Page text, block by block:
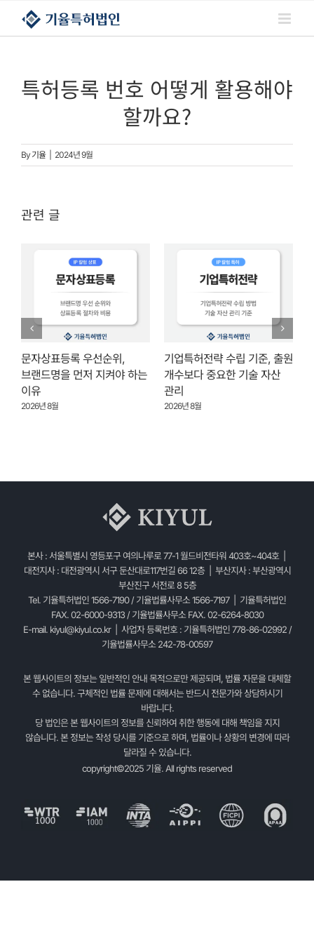
콘텐츠로
건너뛰기
특허등록 번호 어떻게 활용해야
할까요?
By기율 2024년 9월
관련 글
문자상표등록 우선순위,
브랜드명을 먼저 지켜야 하는
이유
2026년 8월
기업특허전략 수립 기준, 출원
개수보다 중요한 기술 자산
관리
2026년 8월
본사 : 서울특별시 영등포구 여의나루로 77-1 월드비전타워 403호~404호 |
대전지사 : 대전광역시 서구 둔산대로117번길 66 12층 | 부산지사 : 부산광역시
부산진구 서전로 8 5층
Tel. 기율특허법인 1566-7190 / 기율법률사무소 1566-7197 | 기율특허법인
FAX. 02-6000-9313 / 기율법률사무소 FAX. 02-6264-8030
E-mail. kiyul@kiyul.co.kr| 사업자 등록번호 : 기율특허법인 778-86-02992 /
기율법률사무소 242-78-00597
본 웹사이트의 정보는 일반적인 안내 목적으로만 제공되며, 법률 자문을 대체할
수 없습니다. 구체적인 법률 문제에 대해서는 반드시 전문가와 상담하시기
바랍니다.
당 법인은 본 웹사이트의 정보를 신뢰하여 취한 행동에 대해 책임을 지지
않습니다. 본 정보는 작성 당시를 기준으로 하며, 법률이나 상황의 변경에 따라
달라질 수 있습니다.
copyright©2025 기율. All rights reserved